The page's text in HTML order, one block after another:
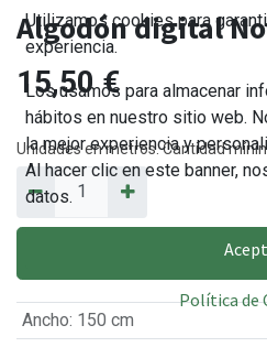
Algodón digital
15,50€
Unidades en metros. Cantidad
AÑADIR AL
Ancho: 150 cm
Utilizamos cookies para
experiencia.
Los usamos para almacenar
hábitos en nuestro sitio web.
la mejor experiencia y
Al hacer clic en este banner,
datos.
Política de